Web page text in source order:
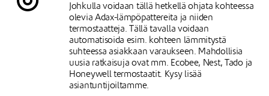
Johkulla voidaan tällä hetkellä ohjata kohteessa
olevia Adax-lämpöpattereita ja niiden
termostaatteja. Tällä tavalla voidaan
automatisoida esim. kohteen lämmitystä
suhteessa asiakkaan varaukseen. Mahdollisia
uusia ratkaisuja ovat mm. Ecobee, Nest, Tado ja
Honeywell termostaatit. Kysy lisää
asiantuntijoiltamme.